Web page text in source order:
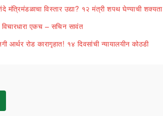
विस्तार उद्या? १२ मंत्री शपथ घेण्याची शक्यता
एकच – सचिन सावंत
रोड कारागृहात! १४ दिवसांची न्यायालयीन कोठडी